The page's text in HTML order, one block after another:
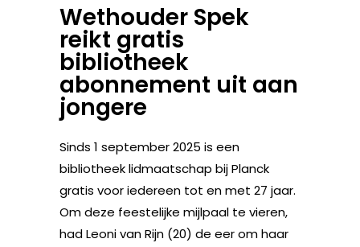
Wethouder Spek
reikt gratis
bibliotheek
abonnement uit aan
jongere
Sinds 1 september 2025 is een
bibliotheek lidmaatschap bij Planck
gratis voor iedereen tot en met 27 jaar.
Om deze feestelijke mijlpaal te vieren,
had Leoni van Rijn (20) de eer om haar